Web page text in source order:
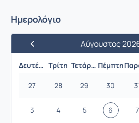
Ημερολόγιο
Προηγούμενος Μήνας
Αύγουστος
Δευτέρα Τρίτη Τετάρτη Πέμπτη
27 28 29 30
3 4 5 6 7